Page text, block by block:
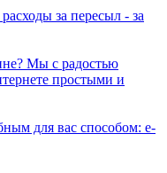
за пересыл - за
Мы с радостью
простыми и
для вас способом: e-